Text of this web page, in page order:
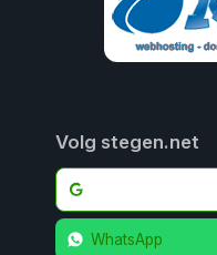
Volg stegen.net
WhatsApp